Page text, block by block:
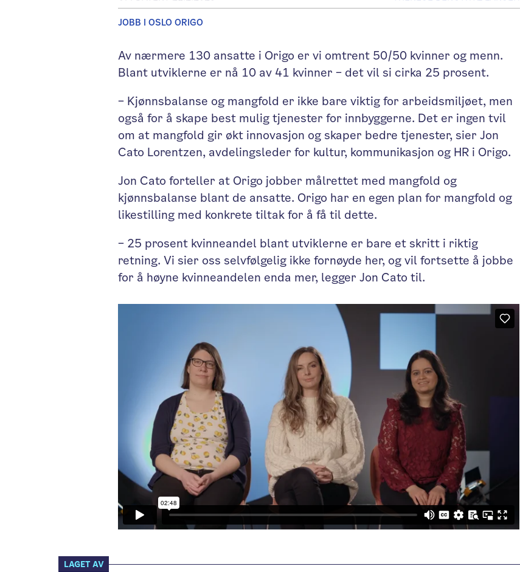
JOBB I OSLO ORIGO
Av nærmere 130 ansatte i Origo er vi omtrent 50/50 kvinner og menn.
Blant utviklerne er nå 10 av 41 kvinner – det vil si cirka 25 prosent.
– Kjønnsbalanse og mangfold er ikke bare viktig for arbeidsmiljøet, men
også for å skape best mulig tjenester for innbyggerne. Det er ingen tvil
om at mangfold gir økt innovasjon og skaper bedre tjenester, sier Jon
Cato Lorentzen, avdelingsleder for kultur, kommunikasjon og HR i Origo.
Jon Cato forteller at Origo jobber målrettet med mangfold og
kjønnsbalanse blant de ansatte. Origo har en egen plan for mangfold og
likestilling med konkrete tiltak for å få til dette.
– 25 prosent kvinneandel blant utviklerne er bare et skritt i riktig
retning. Vi sier oss selvfølgelig ikke fornøyde her, og vil fortsette å jobbe
for å høyne kvinneandelen enda mer, legger Jon Cato til.
LAGET AV